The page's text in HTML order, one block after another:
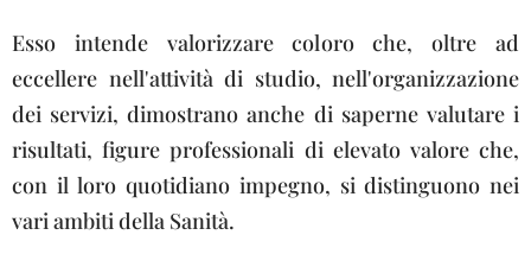
Esso intende valorizzare coloro che, oltre ad
eccellere nell'attività di studio, nell'organizzazione
dei servizi, dimostrano anche di saperne valutare i
risultati, figure professionali di elevato valore che,
con il loro quotidiano impegno, si distinguono nei
vari ambiti della Sanità.